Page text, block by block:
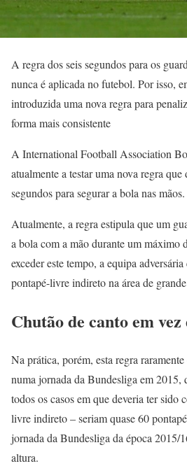
A regra dos seis segundos para os
nunca é aplicada no futebol. Por isso,
introduzida uma nova regra para
forma mais consistente
A International Football Association
atualmente a testar uma nova regra
segundos para segurar a bola nas mãos.
Atualmente, a regra estipula que um
a bola com a mão durante um máximo
exceder este tempo, a equipa
pontapé-livre indireto na área de
Chutão de canto em
Na prática, porém, esta regra
numa jornada da Bundesliga em 2015,
todos os casos em que deveria ter sido
livre indireto – seriam quase 60
jornada da Bundesliga da época 2015/
altura.